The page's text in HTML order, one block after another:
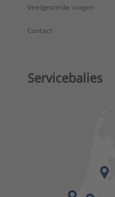
Veelgestelde vragen
Contact
Servicebalies